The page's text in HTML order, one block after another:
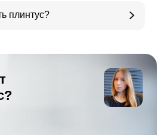
плинтус?